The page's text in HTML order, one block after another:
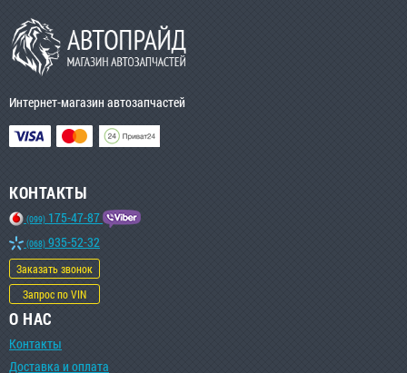
Интернет-магазин автозапчастей
КОНТАКТЫ
(099) 175-47-87
(068) 935-52-32
Заказать звонок
Запрос по VIN
О НАС
Контакты
Доставка и оплата